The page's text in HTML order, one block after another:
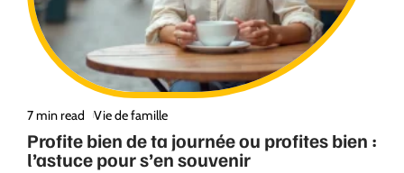
7 min read Vie de famille
Profite bien de ta journée ou profites bien :
l’astuce pour s’en souvenir